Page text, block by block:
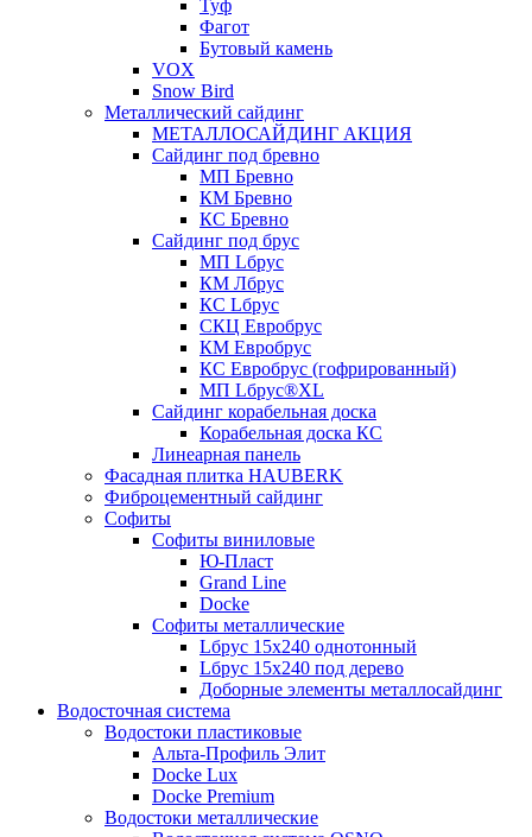
Туф
Фагот
Бутовый камень
VOX
Snow Bird
Металлический сайдинг
МЕТАЛЛОСАЙДИНГ АКЦИЯ
Сайдинг под бревно
МП Бревно
КМ Бревно
КС Бревно
Сайдинг под брус
МП Lбрус
КМ Лбрус
КС Lбрус
СКЦ Евробрус
КМ Евробрус
КС Евробрус (гофрированный)
МП Lбрус®XL
Сайдинг корабельная доска
Корабельная доска КС
Линеарная панель
Фасадная плитка HAUBERK
Фиброцементный сайдинг
Софиты
Софиты виниловые
Ю-Пласт
Grand Line
Docke
Софиты металлические
Lбрус 15x240 однотонный
Lбрус 15x240 под дерево
Доборные элементы металлосайдинг
Водосточная система
Водостоки пластиковые
Альта-Профиль Элит
Docke Lux
Docke Premium
Водостоки металлические